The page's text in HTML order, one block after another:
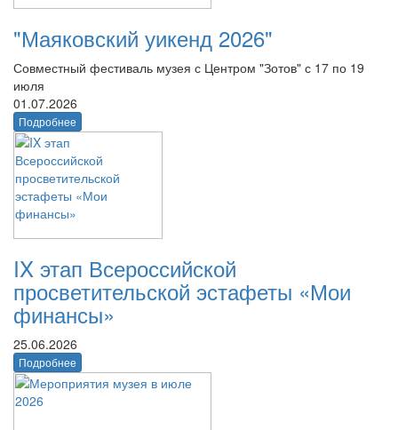
"Маяковский уикенд 2026"
Совместный фестиваль музея с Центром "Зотов" с 17 по 19
июля
01.07.2026
Подробнее
IX этап Всероссийской
просветительской эстафеты «Мои
финансы»
25.06.2026
Подробнее